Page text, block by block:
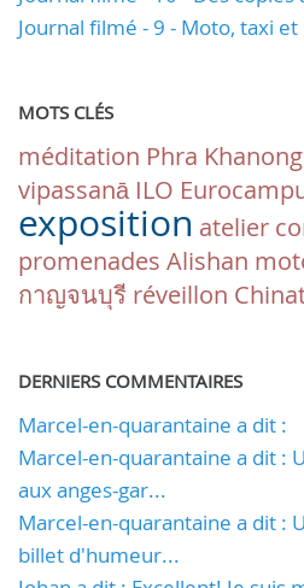
Journal filmé - 9 - Moto, taxi
MOTS CLÉS
méditation Phra Khanong
vipassanā ILO
exposition atelier
promenades Alishan
กาญจนบุรี réveillon
DERNIERS COMMENTAIRES
Marcel-en-quarantaine a dit :
Marcel-en-quarantaine a dit :
aux anges-gar...
Marcel-en-quarantaine a dit :
billet d'humeur...